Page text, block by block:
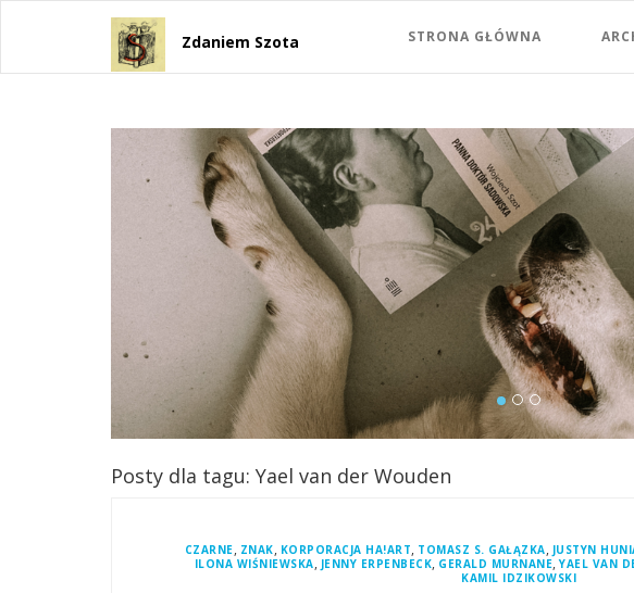
Zdaniem Szota STRONA GŁÓWNA
Posty dla tagu: Yael van der Wouden
CZARNE, ZNAK, KORPORACJA HA!ART, TOMASZ S. GAŁĄZKA, JUSTYN
ILONA WIŚNIEWSKA, JENNY ERPENBECK, GERALD MURNANE,YAEL VAN
KAMIL IDZIKOWSKI